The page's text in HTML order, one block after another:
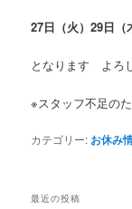
27日（火）29日（
となります よろ
※スタッフ不足の
カテゴリー: お休み
最近の投稿